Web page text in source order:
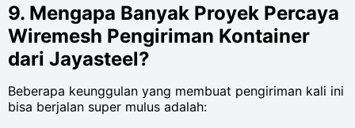
9. Mengapa Banyak Proyek Percaya
Wiremesh Pengiriman Kontainer
dari Jayasteel?
Beberapa keunggulan yang membuat pengiriman kali ini
bisa berjalan super mulus adalah: